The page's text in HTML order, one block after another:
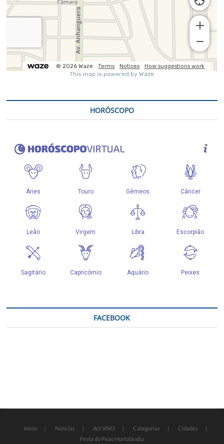
HORÓSCOPO
FACEBOOK
Início Notícias AO VIVO Categorias
Cidades
Festa do Peão Hortolândia